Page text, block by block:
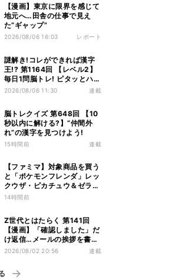
【漫画】東京に限界を感じて
地元へ…田舎の仕事で見え
た“ギャップ”
2026/08/06 16:03 レポート
謎解き!コレができれば漢字
王!? 第1164回 【レベル2】
毎日1問脳トレ! ピタッとハマ
る漢字はどれだ?
2026/08/06 11:30 連載
脳トレクイズ 第648回 【10
秒以内に解ける?】“仲間外
れ”の漢字を見つけよう!
15時間前 連載
【ファミマ】対象商品を買う
と「ポケモンフレンダ」レッ
クウザ・ピカチュウ＆ゼラオ
ラのスペシャルフレンダピッ
14時間前
Z世代とはたらく 第141回
【漫画】「確認しました」だ
け返信…メールの挨拶を書か
ない“チャット世代”の価値観
2026/08/02 20:56 連載